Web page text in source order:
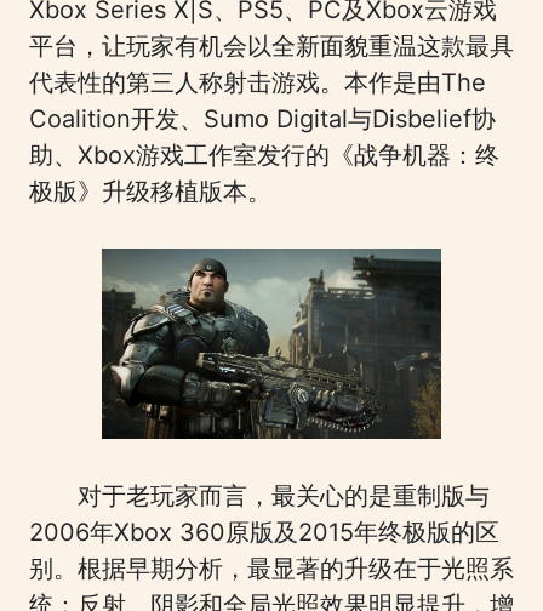
Xbox Series X|S、PS5、PC及Xbox云游戏
平台，让玩家有机会以全新面貌重温这款最具
代表性的第三人称射击游戏。本作是由The
Coalition开发、Sumo Digital与Disbelief协
助、Xbox游戏工作室发行的《战争机器：终
极版》升级移植版本。
对于老玩家而言，最关心的是重制版与
2006年Xbox 360原版及2015年终极版的区
别。根据早期分析，最显著的升级在于光照系